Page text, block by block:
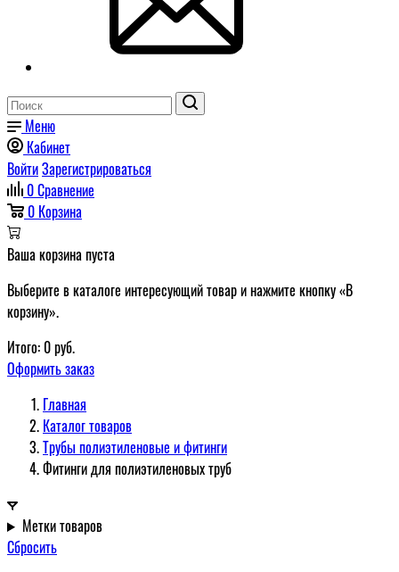
Меню
Кабинет
ВойтиЗарегистрироваться
0Сравнение
0 Корзина
Ваша корзина пуста
Выберите в каталоге интересующий товар и нажмите кнопку «В
корзину».
Итого: 0руб.
Оформить заказ
Главная
Каталог товаров
Трубы полиэтиленовые и фитинги
Фитинги для полиэтиленовых труб
Метки товаров
Сбросить